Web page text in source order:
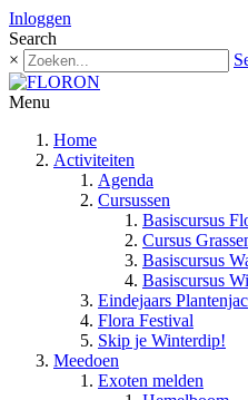
Inloggen
Search
×
Menu
Home
Activiteiten
Agenda
Cursussen
Basiscursus
Cursus
Basiscursus
Basiscursus
Eindejaars
Flora Festival
Skip je Winterdip!
Meedoen
Exoten melden